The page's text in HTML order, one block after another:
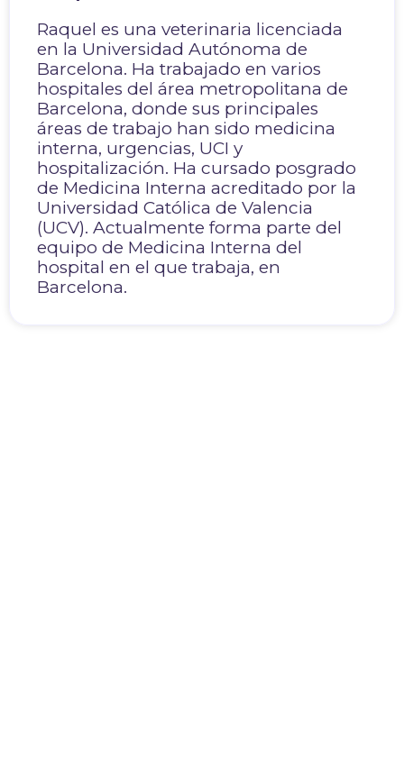
Raquel es una veterinaria licenciada
en la Universidad Autónoma de
Barcelona. Ha trabajado en varios
hospitales del área metropolitana de
Barcelona, donde sus principales
áreas de trabajo han sido medicina
interna, urgencias, UCI y
hospitalización. Ha cursado posgrado
de Medicina Interna acreditado por la
Universidad Católica de Valencia
(UCV). Actualmente forma parte del
equipo de Medicina Interna del
hospital en el que trabaja, en
Barcelona.